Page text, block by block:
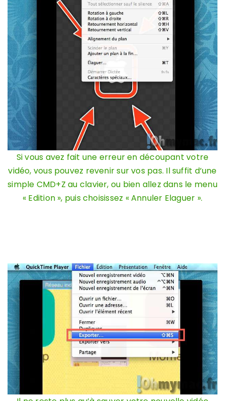
Si vous avez fait une erreur en découpant votre
vidéo, vous pouvez revenir sur vos pas. Il suffit d’une
simple CMD+Z au clavier, ou bien allez dans le menu
« Edition », puis choisissez « Annuler Elaguer ».